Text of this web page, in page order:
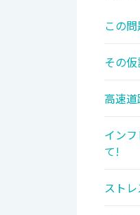
この
その
高速
イン
て!
スト